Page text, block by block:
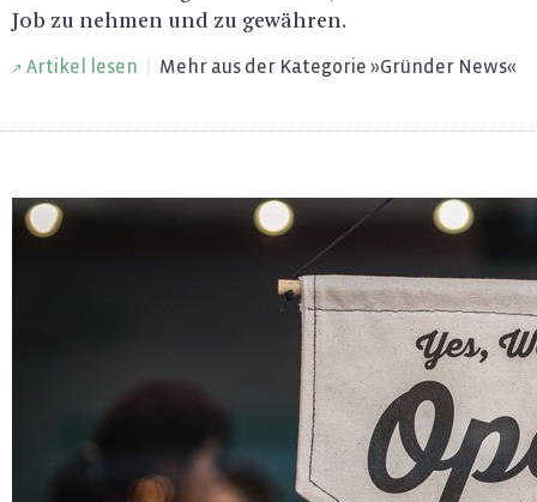
Job zu neh­men und zu ge­wäh­ren.
Ar­ti­kel lesen Mehr aus der Ka­te­go­rie »Grün­der News«